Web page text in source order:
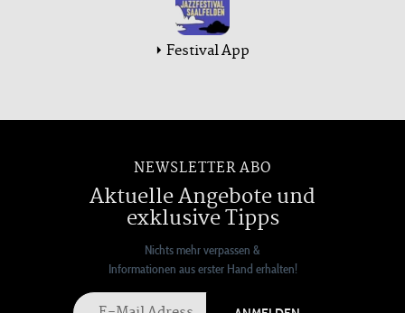
Festival App
NEWSLETTER ABO
Aktuelle Angebote und
exklusive Tipps
Nichts mehr verpassen &
Informationen aus erster Hand erhalten!